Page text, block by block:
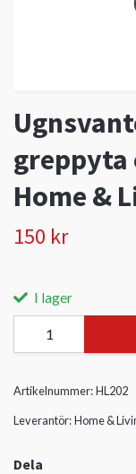
greppyta
Home &
150 kr
I lager
Artikelnummer:HL202
Leverantör:Home &
Dela